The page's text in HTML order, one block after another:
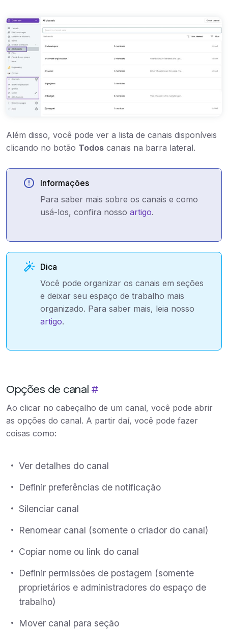
Além disso, você pode ver a lista de canais disponíveis
clicando no botão Todos canais na barra lateral.
Informações
Para saber mais sobre os canais e como
usá-los, confira nosso artigo.
Dica
Você pode organizar os canais em seções
e deixar seu espaço de trabalho mais
organizado. Para saber mais, leia nosso
artigo.
Opções de canal #
Ao clicar no cabeçalho de um canal, você pode abrir
as opções do canal. A partir daí, você pode fazer
coisas como:
Ver detalhes do canal
Definir preferências de notificação
Silenciar canal
Renomear canal (somente o criador do canal)
Copiar nome ou link do canal
Definir permissões de postagem (somente
proprietários e administradores do espaço de
trabalho)
Mover canal para seção